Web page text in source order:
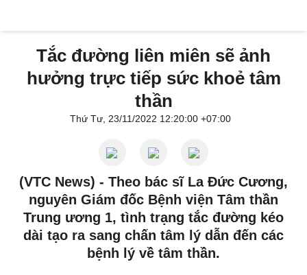
Tắc đường liên miên sẽ ảnh
hưởng trực tiếp sức khoẻ tâm
thần
Thứ Tư, 23/11/2022 12:20:00 +07:00
(VTC News) - Theo bác sĩ La Đức Cương,
nguyên Giám đốc Bệnh viện Tâm thần
Trung ương 1, tình trạng tắc đường kéo
dài tạo ra sang chấn tâm lý dẫn đến các
bệnh lý về tâm thần.